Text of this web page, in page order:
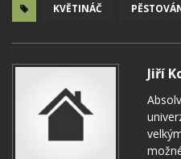
KVĚTINÁČ
Jiří